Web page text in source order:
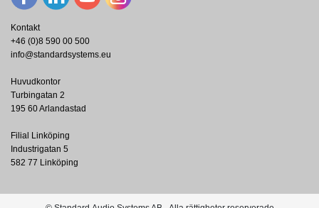
Kontakt
+46 (0)8 590 00 500
info@standardsystems.eu
Huvudkontor
Turbingatan 2
195 60 Arlandastad
Filial Linköping
Industrigatan 5
582 77 Linköping